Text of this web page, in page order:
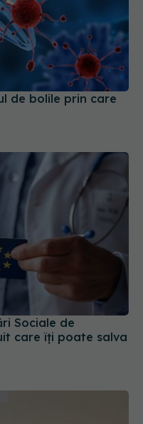
de bolile prin care
Sociale de
care îți poate salva